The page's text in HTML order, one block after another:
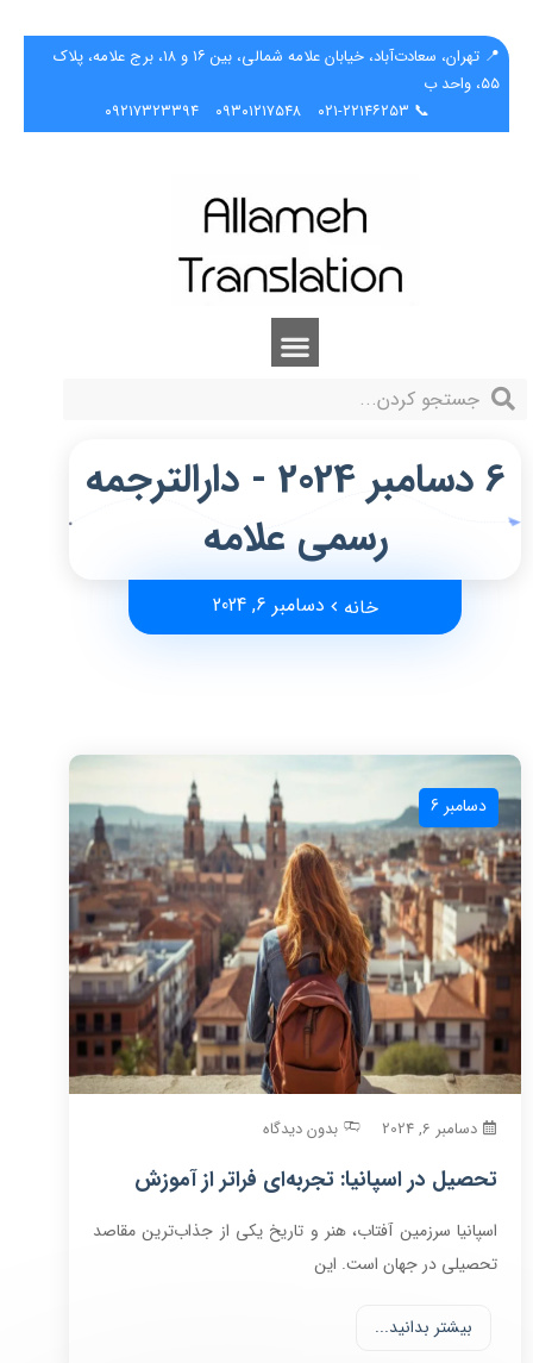
📍 تهران، سعادت‌آباد، خیابان علامه شمالی، بین ۱۶ و ۱۸، برج علامه، پلاک
۵۵، واحد ب
📞 ۰۲۱-۲۲۱۴۶۲۵۳
۰۹۳۰۱۲۱۷۵۴۸ ۰۹۲۱۷۳۲۳۳۹۴
6 دسامبر 2024 - دارالترجمه
رسمی علامه
خانه دسامبر 6, 2024
دسامبر 6
دسامبر 6, 2024 بدون دیدگاه
تحصیل در اسپانیا: تجربه‌ای فراتر از آموزش
اسپانیا سرزمین آفتاب، هنر و تاریخ یکی از جذاب‌ترین مقاصد
تحصیلی در جهان است. این
بیشتر بدانید...